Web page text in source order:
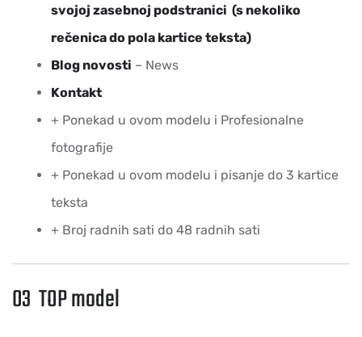
svojoj zasebnoj podstranici (s nekoliko
rečenica do pola kartice teksta)
Blog novosti – News
Kontakt
+ Ponekad u ovom modelu i Profesionalne
fotografije
+ Ponekad u ovom modelu i pisanje do 3 kartice
teksta
+ Broj radnih sati do 48 radnih sati
03 TOP model